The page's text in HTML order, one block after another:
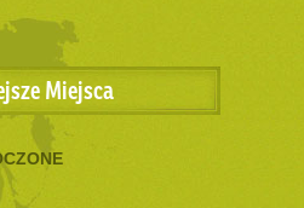
Miejsca